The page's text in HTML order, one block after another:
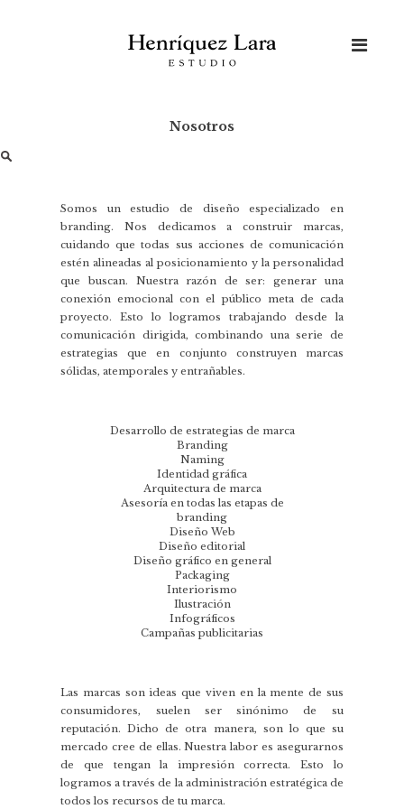
Nosotros
Somos un estudio de diseño especializado en
branding. Nos dedicamos a construir marcas,
cuidando que todas sus acciones de comunicación
estén alineadas al posicionamiento y la personalidad
que buscan. Nuestra razón de ser: generar una
conexión emocional con el público meta de cada
proyecto. Esto lo logramos trabajando desde la
comunicación dirigida, combinando una serie de
estrategias que en conjunto construyen marcas
sólidas, atemporales y entrañables.
Desarrollo de estrategias de marca
Branding
Naming
Identidad gráfica
Arquitectura de marca
Asesoría en todas las etapas de
branding
Diseño Web
Diseño editorial
Diseño gráfico en general
Packaging
Interiorismo
Ilustración
Infográficos
Campañas publicitarias
Las marcas son ideas que viven en la mente de sus
consumidores, suelen ser sinónimo de su
reputación. Dicho de otra manera, son lo que su
mercado cree de ellas. Nuestra labor es asegurarnos
de que tengan la impresión correcta. Esto lo
logramos a través de la administración estratégica de
todos los recursos de tu marca.